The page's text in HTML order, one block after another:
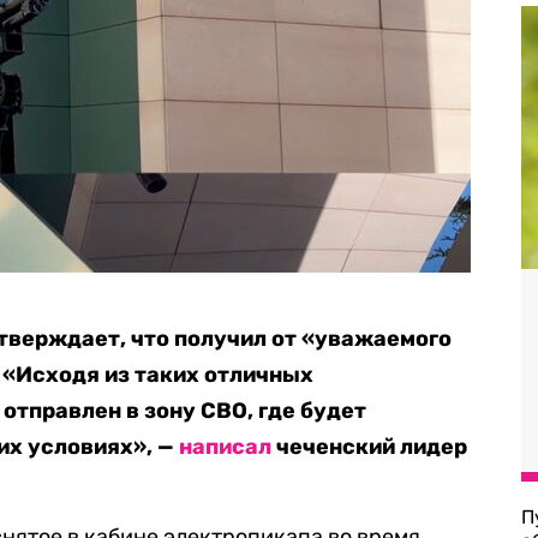
что получил от «уважаемого
из таких отличных
в зону СВО, где будет
условиях», — написалчеченский лидер